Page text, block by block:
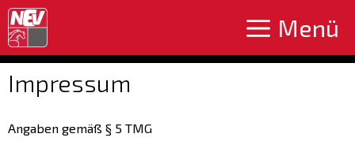
Zum
Inhalt
springen
Menü
Impressum
Angaben gemäß § 5 TMG